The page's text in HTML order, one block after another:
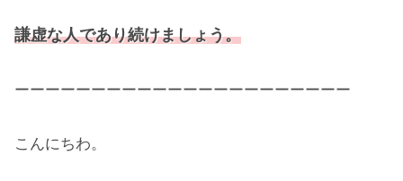
謙虚な人であり続けましょう。
ーーーーーーーーーーーーーーーーーーーーーー
こんにちわ。